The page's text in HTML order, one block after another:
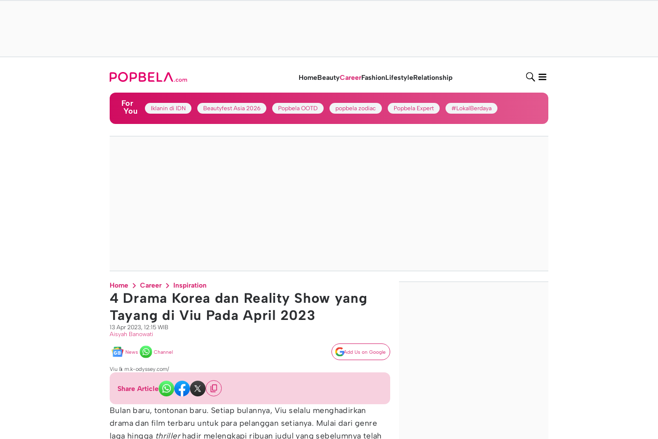
HomeBeautyCareerFashionLifestyleRelationship
For
You
Iklanin di IDN Beautyfest Asia 2026 Popbela OOTD popbela zodiac Popbela Expert #LokalBerdaya
Home Career Inspiration
4 Drama Korea dan Reality Show yang
Tayang di Viu Pada April 2023
13 Apr 2023, 12:15 WIB
Aisyah Banowati
News Channel Add Us on Google
Viu & m.k-odyssey.com/
Share Article
Bulan baru, tontonan baru. Setiap bulannya, Viu selalu menghadirkan
drama dan film terbaru untuk para pelanggan setianya. Mulai dari genre
laga hingga thrillerhadir melengkapi ribuan judul yang sebelumnya telah